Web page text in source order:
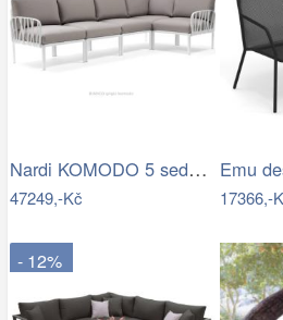
Nardi KOMODO 5 sedačka Mdum
47249,-Kč 17366,-
- 12%